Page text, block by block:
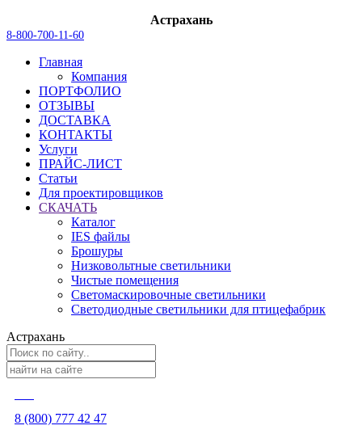
Астрахань
8-800-700-11-60
Главная
Компания
ПОРТФОЛИО
ОТЗЫВЫ
ДОСТАВКА
КОНТАКТЫ
Услуги
ПРАЙС-ЛИСТ
Статьи
Для проектировщиков
СКАЧАТЬ
Каталог
IES файлы
Брошуры
Низковольтные светильники
Чистые помещения
Светомаскировочные светильники
Светодиодные светильники для птицефабрик
Астрахань
8 (800) 777 42 47